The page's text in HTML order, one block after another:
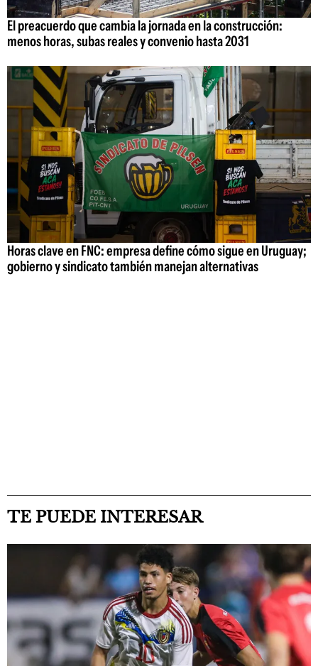
El preacuerdo que cambia la jornada en la construcción:
menos horas, subas reales y convenio hasta 2031
Horas clave en FNC: empresa define cómo sigue en Uruguay;
gobierno y sindicato también manejan alternativas
TE PUEDE INTERESAR